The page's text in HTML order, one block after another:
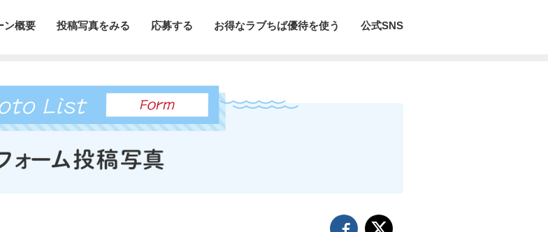
ン概要 投稿写真をみる 応募する お得なラブちば優待を使う 公式SNS